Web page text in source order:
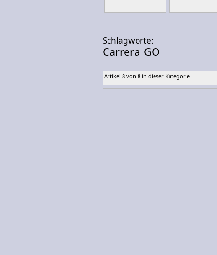
Schlagworte:
Carrera GO
Artikel 8 von 8 in dieser Kategorie